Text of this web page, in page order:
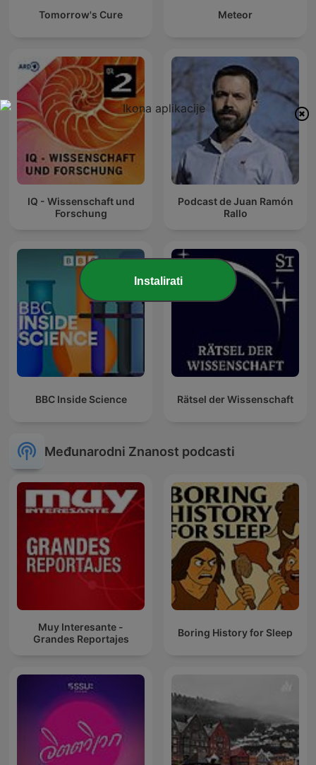
Tomorrow's Cure Meteor
IQ - Wissenschaft und
Forschung
Podcast de Juan Ramón
Rallo
BBC Inside Science Rätsel der Wissenschaft
Međunarodni Znanost podcasti
Muy Interesante -
Grandes Reportajes
Boring History for Sleep
Instalirati